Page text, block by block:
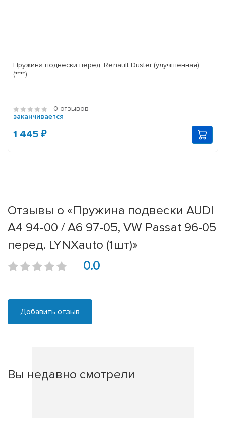
Пружина подвески перед. Renault Duster (улучшенная)
(****)
0 отзывов
заканчивается
1 445 ₽
Отзывы о «Пружина подвески AUDI
A4 94-00 / A6 97-05, VW Passat 96-05
перед. LYNXauto (1шт)»
0.0
Добавить отзыв
Вы недавно смотрели